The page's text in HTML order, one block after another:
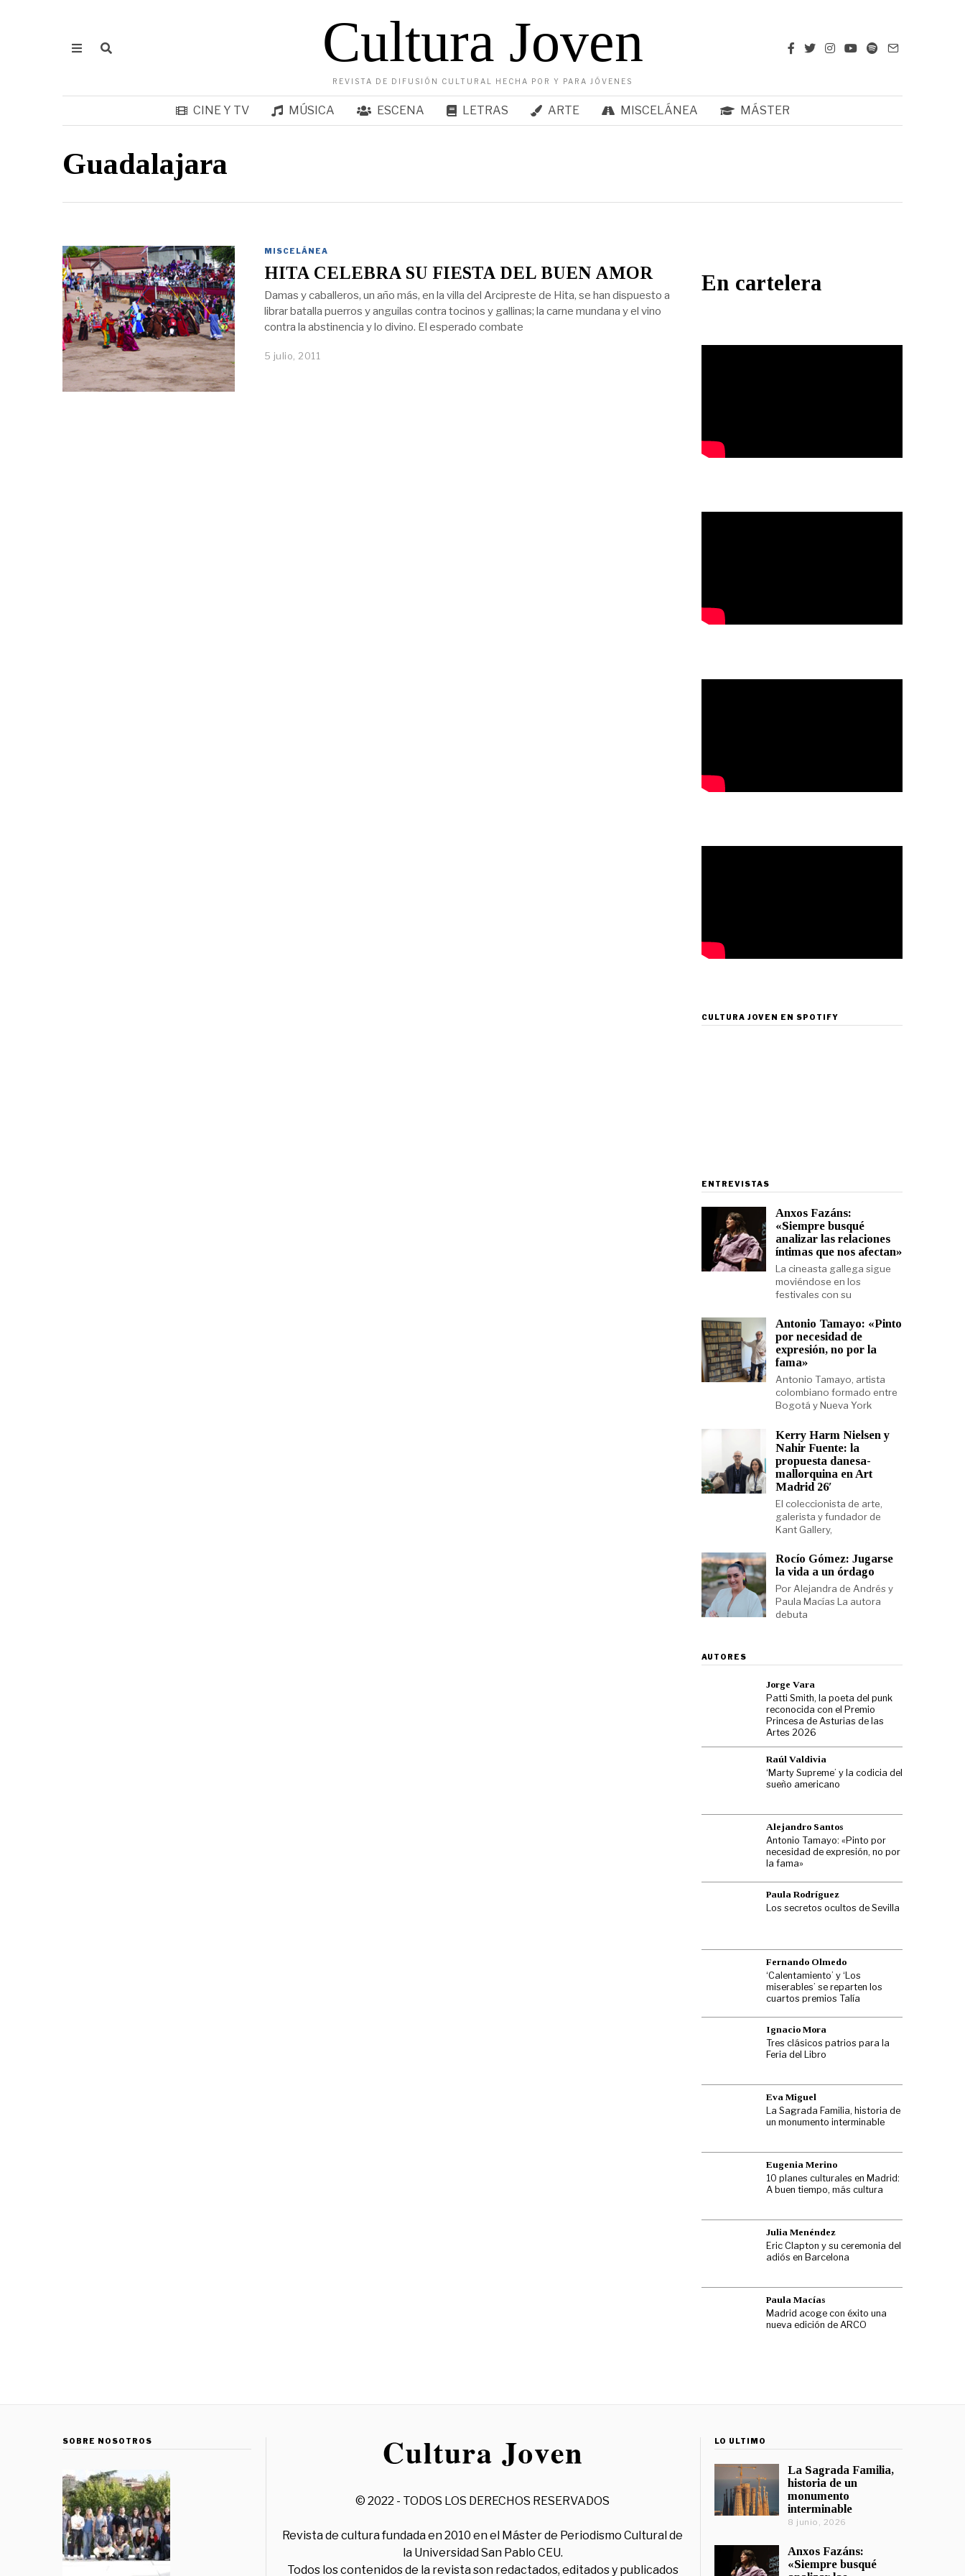
Cultura Joven
REVISTA DE DIFUSIÓN CULTURAL HECHA POR Y PARA JÓVENES
CINE Y TV MÚSICA ESCENA LETRAS ARTE MISCELÁNEA MÁSTER
Guadalajara
MISCELÁNEA
HITA CELEBRA SU FIESTA DEL BUEN AMOR
Damas y caballeros, un año más, en la villa del Arcipreste de Hita, se han dispuesto a
librar batalla puerros y anguilas contra tocinos y gallinas; la carne mundana y el vino
contra la abstinencia y lo divino. El esperado combate
5 julio, 2011
En cartelera
CULTURA JOVEN EN SPOTIFY
ENTREVISTAS
Anxos Fazáns:
«Siempre busqué
analizar las relaciones
íntimas que nos afectan»
La cineasta gallega sigue
moviéndose en los
festivales con su
Antonio Tamayo: «Pinto
por necesidad de
expresión, no por la
fama»
Antonio Tamayo, artista
colombiano formado entre
Bogotá y Nueva York
Kerry Harm Nielsen y
Nahir Fuente: la
propuesta danesa-
mallorquina en Art
Madrid 26′
El coleccionista de arte,
galerista y fundador de
Kant Gallery,
Rocío Gómez: Jugarse
la vida a un órdago
Por Alejandra de Andrés y
Paula Macías La autora
debuta
AUTORES
Jorge Vara
Patti Smith, la poeta del punk
reconocida con el Premio
Princesa de Asturias de las
Artes 2026
Raúl Valdivia
‘Marty Supreme’ y la codicia del
sueño americano
Alejandro Santos
Antonio Tamayo: «Pinto por
necesidad de expresión, no por
la fama»
Paula Rodríguez
Los secretos ocultos de Sevilla
Fernando Olmedo
‘Calentamiento’ y ‘Los
miserables’ se reparten los
cuartos premios Talía
Ignacio Mora
Tres clásicos patrios para la
Feria del Libro
Eva Miguel
La Sagrada Familia, historia de
un monumento interminable
Eugenia Merino
10 planes culturales en Madrid:
A buen tiempo, más cultura
Julia Menéndez
Eric Clapton y su ceremonia del
adiós en Barcelona
Paula Macías
Madrid acoge con éxito una
nueva edición de ARCO
SOBRE NOSOTROS
© 2022 - TODOS LOS DERECHOS RESERVADOS
Revista de cultura fundada en 2010 en el Máster de Periodismo Cultural de
la Universidad San Pablo CEU.
Todos los contenidos de la revista son redactados, editados y publicados
LO ÚLTIMO
La Sagrada Familia,
historia de un
monumento
interminable
8 junio, 2026
Anxos Fazáns:
«Siempre busqué